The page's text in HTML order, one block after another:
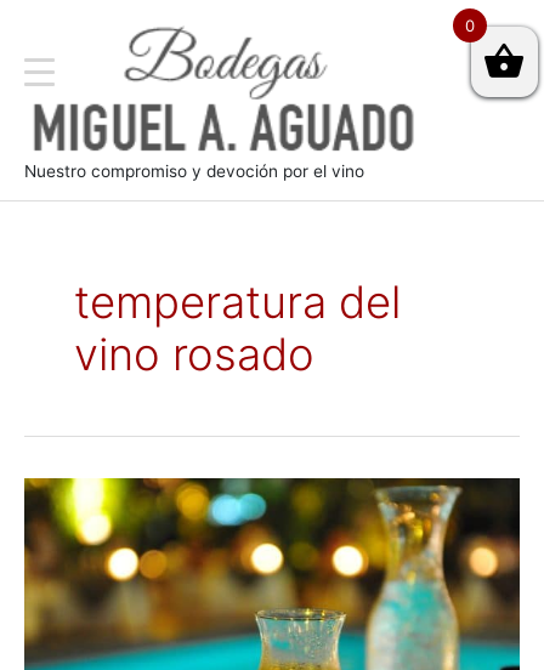
Nuestro compromiso y devoción por el vino
temperatura del
vino rosado
Temperatura
qué
grados
hay
que
0